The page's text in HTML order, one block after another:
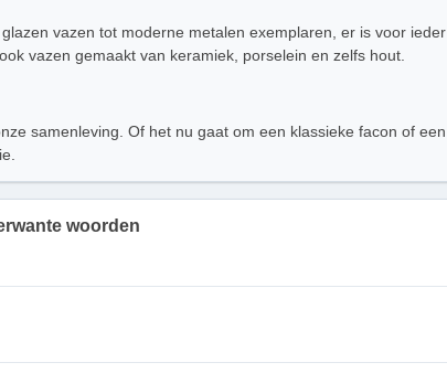
vazen tot moderne metalen exemplaren, er is voor ieder
vazen gemaakt van keramiek, porselein en zelfs hout.
samenleving. Of het nu gaat om een klassieke facon of een
woorden